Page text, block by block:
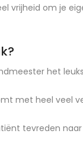
vrijheid om je
het
met heel veel
tevreden